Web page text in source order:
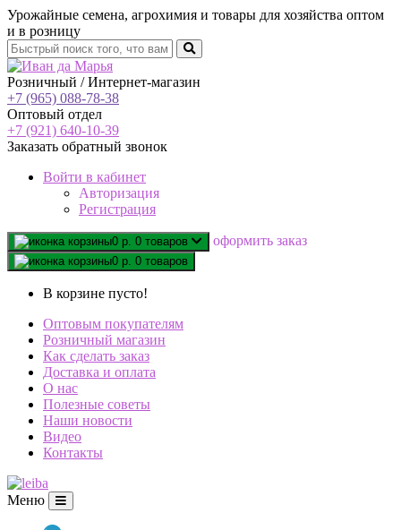
Урожайные семена, агрохимия и товары для хозяйства оптом
и в розницу
Розничный / Интернет-магазин
+7 (965) 088-78-38
Оптовый отдел
+7 (921) 640-10-39
Заказать обратный звонок
Войти в кабинет
Авторизация
Регистрация
0 р. 0 товаров oформить заказ
0 р. 0 товаров
В корзине пусто!
Оптовым покупателям
Розничный магазин
Как сделать заказ
Доставка и оплата
О нас
Полезные советы
Наши новости
Видео
Контакты
Меню